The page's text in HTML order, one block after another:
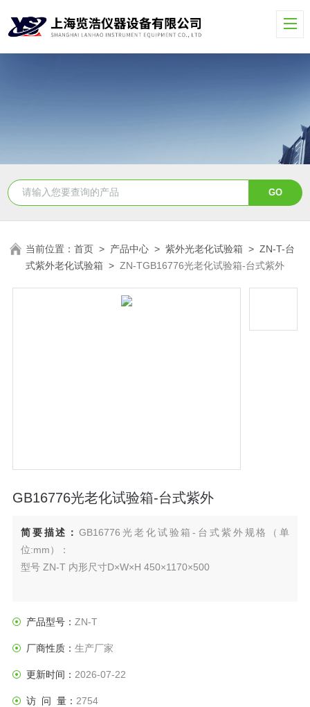
当前位置：首页 > 产品中心 >紫外光老化试验箱 >ZN-T-台
式紫外老化试验箱 >ZN-TGB16776光老化试验箱-台式紫外
GB16776光老化试验箱-台式紫外
简要描述：GB16776光老化试验箱-台式紫外规格（单
位:mm）：
型号 ZN-T 内形尺寸D×W×H 450×1170×500
产品型号： ZN-T
厂商性质： 生产厂家
更新时间： 2026-07-22
访 问 量： 2754